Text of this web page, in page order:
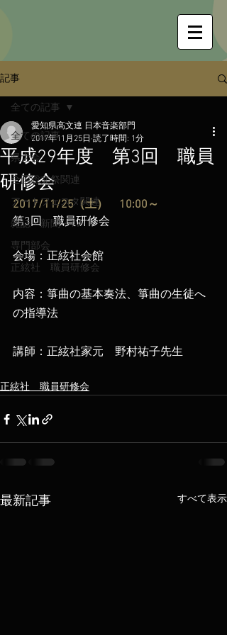
記事
全ての記事
県大会
全国総文祭関連
アートフェスタ関連
雑誌・新聞・TV
専門部会
正絃社 職員研修会
全ての記事
平成29年度 第3回 職員
研修会
愛知県高文連 日本音楽部門
2017年11月25日 読了時間: 1分
2017/11/25（土）　10:00～
第3回　職員研修会
会場：正絃社会館
​内容：箏曲の基本奏法、箏曲の生徒へ
の指導法
​講師：正絃社家元　野村祐子先生
正絃社 職員研修会
最新記事 すべて表示